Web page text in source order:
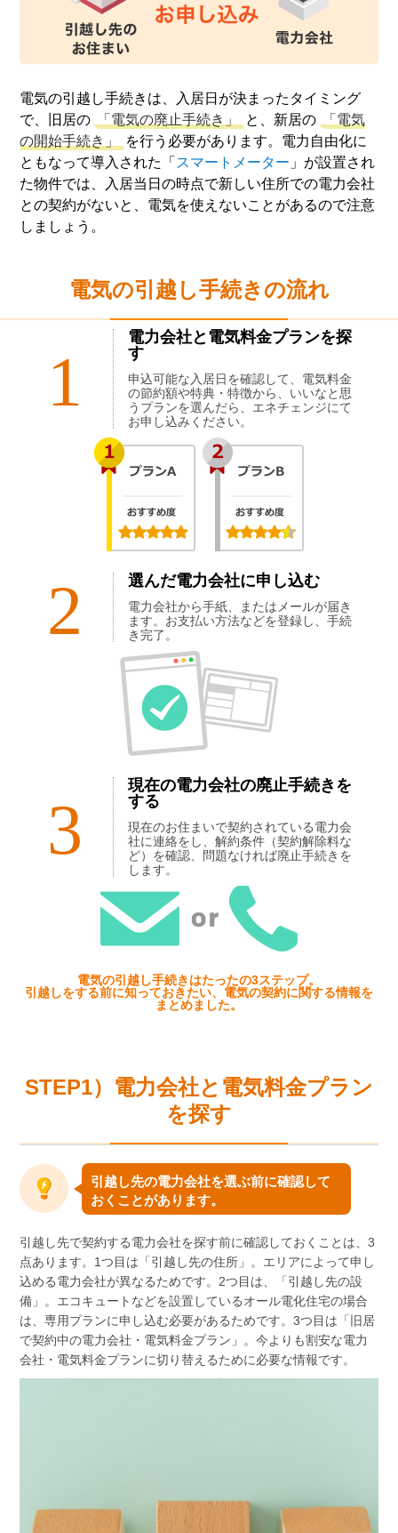
電気の引越し手続きは、入居日が決まったタイミング
で、旧居の
「電気の廃止手続き」 と、新居の
「電気
の開始手続き」
を行う必要があります。電力自由化に
ともなって導入された「 スマートメーター 」が設置され
た物件では、入居当日の時点で新しい住所での電力会社
との契約がないと、電気を使えないことがあるので注意
しましょう。
電気の引越し手続きの流れ
1
電力会社と電気料金プランを探
す
申込可能な入居日を確認して、電気料金
の節約額や特典・特徴から、いいなと思
うプランを選んだら、エネチェンジにて
お申し込みください。
2 選んだ電力会社に申し込む
電力会社から手紙、またはメールが届き
ます。お支払い方法などを登録し、手続
き完了。
3
現在の電力会社の廃止手続きを
する
現在のお住まいで契約されている電力会
社に連絡をし、解約条件（契約解除料な
ど）を確認、問題なければ廃止手続きを
します。
電気の引越し手続きはたったの3ステップ。
引越しをする前に知っておきたい、電気の契約に関する情報を
まとめました。
STEP1）電力会社と電気料金プラン
を探す
引越し先の電力会社を選ぶ前に確認して
おくことがあります。
引越し先で契約する電力会社を探す前に確認しておくことは、3
点あります。1つ目は「引越し先の住所」。エリアによって申し
込める電力会社が異なるためです。2つ目は、「引越し先の設
備」。エコキュートなどを設置しているオール電化住宅の場合
は、専用プランに申し込む必要があるためです。3つ目は「旧居
で契約中の電力会社・電気料金プラン」。今よりも割安な電力
会社・電気料金プランに切り替えるために必要な情報です。